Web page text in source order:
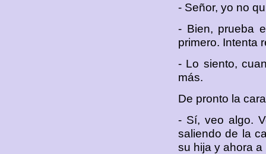
- Señor, yo no
- Bien, prueba
primero. Intenta
- Lo siento,
más.
De pronto la
- Sí, veo algo.
saliendo de la
su hija y ahora